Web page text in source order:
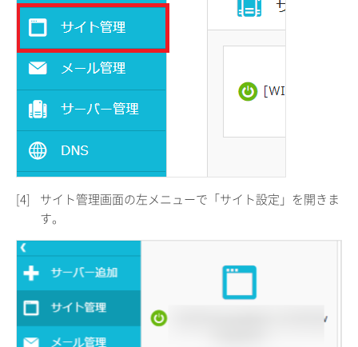
[4]
サイト管理画面の左メニューで「サイト設定」を開きま
す。